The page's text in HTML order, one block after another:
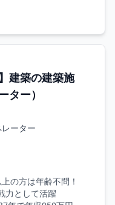
建築の建築施
ター）
ーター
の方は年齢不問！
力として活躍